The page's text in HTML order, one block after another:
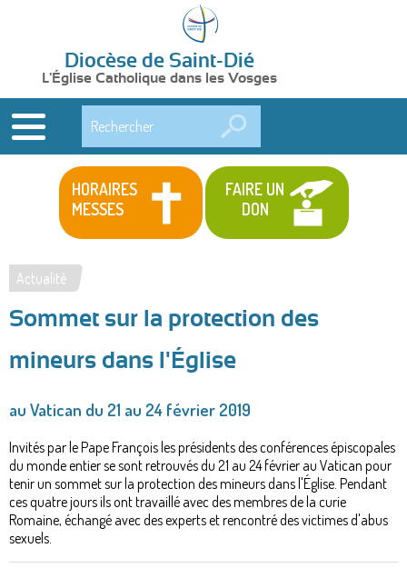
Diocèse de Saint-Dié
L'Église Catholique dans les Vosges
HORAIRES
MESSES
FAIRE UN
DON
Vous
êtes
ici
Actualité
Sommet sur la protection des
mineurs dans l'Église
au Vatican du 21 au 24 février 2019
Invités par le Pape François les présidents des conférences épiscopales
du monde entier se sont retrouvés du 21 au 24 février au Vatican pour
tenir un sommet sur la protection des mineurs dans l'Église. Pendant
ces quatre jours ils ont travaillé avec des membres de la curie
Romaine, échangé avec des experts et rencontré des victimes d'abus
sexuels.